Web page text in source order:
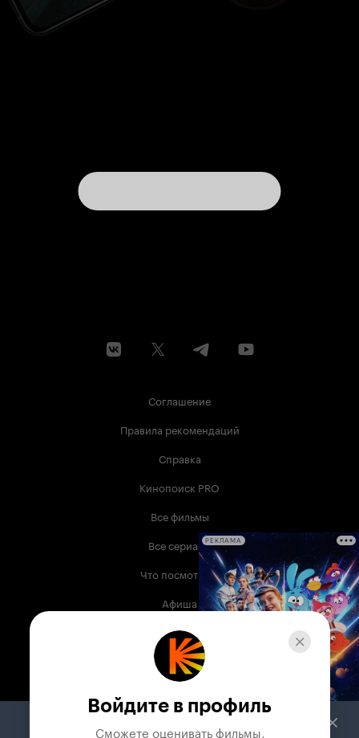
Соглашение
Правила рекомендаций
Справка
Кинопоиск PRO
Все фильмы
Все сериалы
Что посмотреть
Афиша
Музыка
Телепрограмма
Служба поддержки
РЕКЛАМА
Войдите в профиль
Сможете оценивать фильмы,